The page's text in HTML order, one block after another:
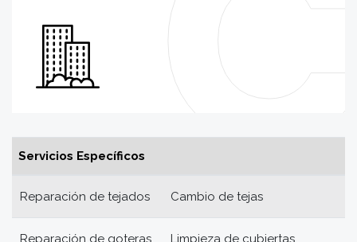
Servicios Específicos
Reparación de tejados Cambio de tejas
Reparación de goteras Limpieza de cubiertas